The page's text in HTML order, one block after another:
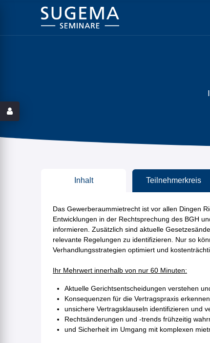
Inhalt Teilnehmerkreis
Das Gewerberaummietrecht ist vor allen Dingen
Entwicklungen in der Rechtsprechung des BGH
informieren. Zusätzlich sind aktuelle
relevante Regelungen zu identifizieren. Nur so
Verhandlungsstrategien optimiert und
Ihr Mehrwert innerhalb von nur 60 Minuten:
Aktuelle Gerichtsentscheidungen verstehen
Konsequenzen für die Vertragspraxis
unsichere Vertragsklauseln identifizieren und
Rechtsänderungen und -trends frühzeitig
und Sicherheit im Umgang mit komplexen